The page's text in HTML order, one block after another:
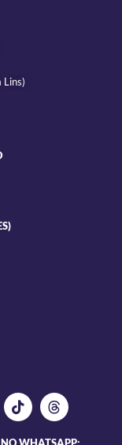
Lins)